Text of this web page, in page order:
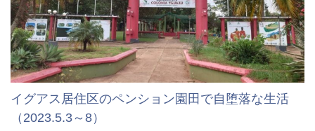
イグアス居住区のペンション園田で自堕落な生活
（2023.5.3～8）